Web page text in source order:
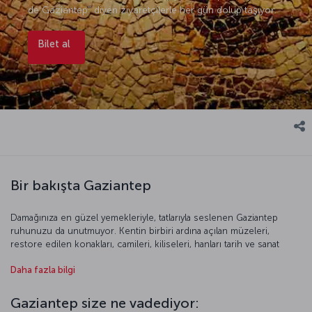
de Gaziantep” diyen ziyaretçilerle her gün dolup taşıyor.
Bilet al
Bir bakışta Gaziantep
Damağınıza en güzel yemekleriyle, tatlarıyla seslenen Gaziantep
ruhunuzu da unutmuyor. Kentin birbiri ardına açılan müzeleri,
restore edilen konakları, camileri, kiliseleri, hanları tarih ve sanat
antik kentinin arkeolojiye son sürprizlerinden olan mozaiklerin
çarşılarını, antik kentlerini gezip güzel bir kenti keşfetmenin tadına
Daha fazla bilgi
Gaziantep size ne vadediyor: